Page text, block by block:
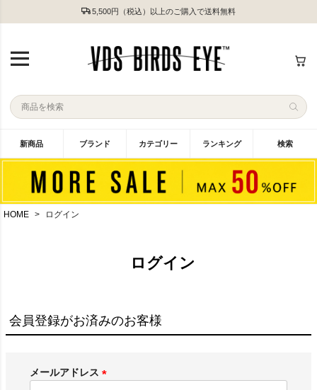
5,500円（税込）以上のご購入で送料無料
新商品 ブランド カテゴリー ランキング 検索
HOME ログイン
ログイン
会員登録がお済みのお客様
メールアドレス